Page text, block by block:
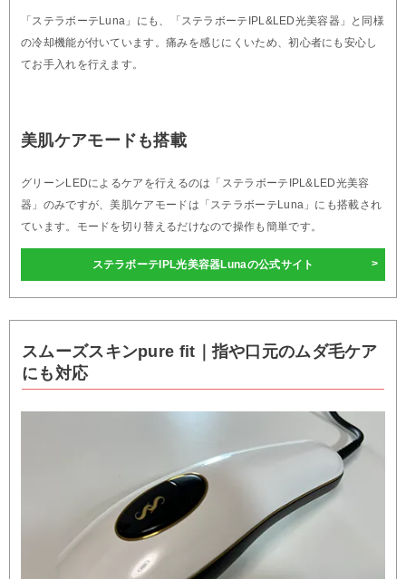
「ステラボーテLuna」にも、「ステラボーテIPL&LED光美容器」と同様
の冷却機能が付いています。痛みを感じにくいため、初心者にも安心し
てお手入れを行えます。
美肌ケアモードも搭載
グリーンLEDによるケアを行えるのは「ステラボーテIPL&LED光美容
器」のみですが、美肌ケアモードは「ステラボーテLuna」にも搭載され
ています。モードを切り替えるだけなので操作も簡単です。
ステラボーテIPL光美容器Lunaの公式サイト
スムーズスキンpure fit｜指や口元のムダ毛ケア
にも対応